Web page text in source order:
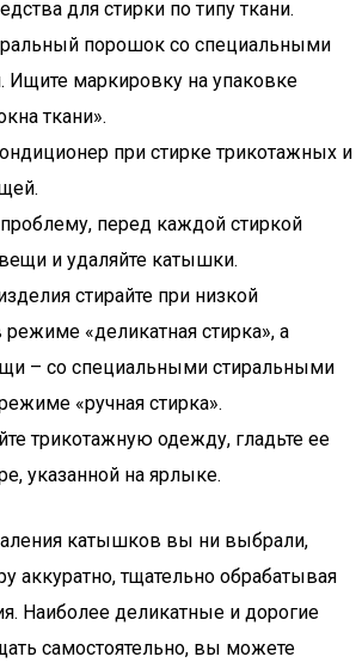
для стирки по типу ткани.
порошок со специальными
Ищите маркировку на упаковке
ткани».
при стирке трикотажных и
проблему, перед каждой стиркой
и удаляйте катышки.
стирайте при низкой
режиме «деликатная стирка», а
– со специальными стиральными
«ручная стирка».
трикотажную одежду, гладьте ее
указанной на ярлыке.
катышков вы ни выбрали,
аккуратно, тщательно обрабатывая
Наиболее деликатные и дорогие
самостоятельно, вы можете